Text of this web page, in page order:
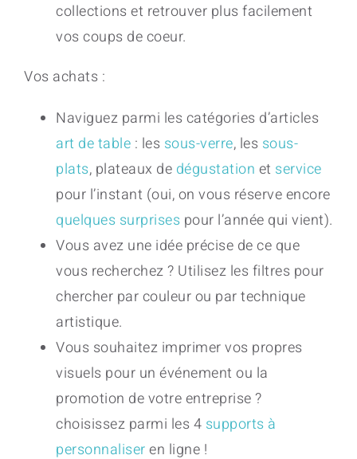
collections et retrouver plus facilement
vos coups de coeur.
Vos achats :
Naviguez parmi les catégories d’articles
art de table : les sous-verre, les sous-
plats, plateaux de dégustation et service
pour l’instant (oui, on vous réserve encore
quelques surprises pour l’année qui vient).
Vous avez une idée précise de ce que
vous recherchez ? Utilisez les filtres pour
chercher par couleur ou par technique
artistique.
Vous souhaitez imprimer vos propres
visuels pour un événement ou la
promotion de votre entreprise ?
choisissez parmi les 4 supports à
personnaliseren ligne !